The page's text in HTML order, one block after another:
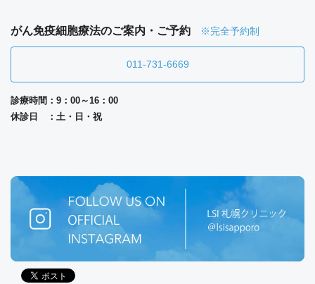
がん免疫細胞療法のご案内・ご予約 ※完全予約制
011-731-6669
診療時間：9：00～16：00
休診日 ：土・日・祝